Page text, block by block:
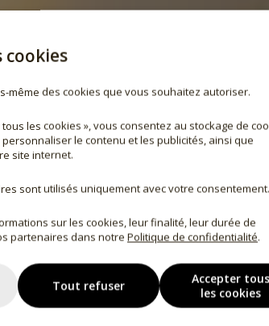
cookies
même des cookies que vous souhaitez autoriser.
les cookies », vous consentez au stockage de
le contenu et les publicités, ainsi que
site internet.
sont utilisés uniquement avec votre consentement.
sur les cookies, leur finalité, leur durée de
partenaires dans notre Politique de confidentialité.
Tout refuser
Accepter
les cookies